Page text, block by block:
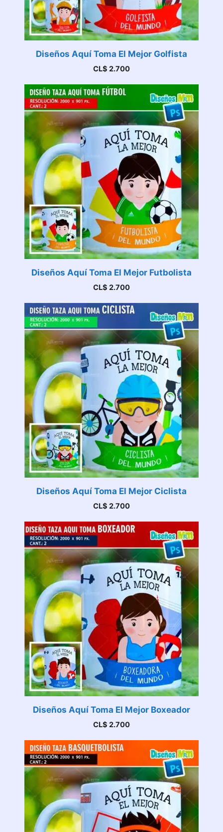
Diseños Aquí Toma El Mejor Golfista
CL$ 2.700
Diseños Aquí Toma El Mejor Futbolista
CL$ 2.700
Diseños Aquí Toma El Mejor Ciclista
CL$ 2.700
Diseños Aquí Toma El Mejor Boxeador
CL$ 2.700